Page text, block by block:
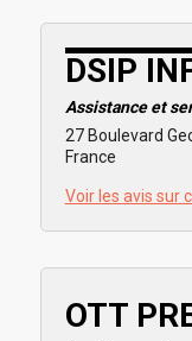
DSIP
Assistance et
27 Boulevard
France
Voir les avis sur
OTT